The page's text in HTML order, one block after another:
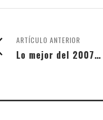
ARTÍCULO ANTERIOR
Lo mejor del 2007…